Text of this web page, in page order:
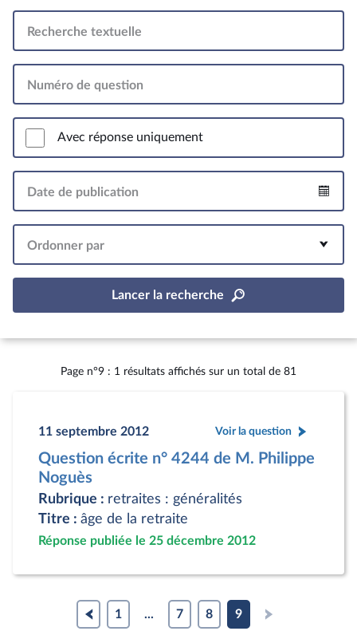
Recherche textuelle
Numéro de question
Avec réponse uniquement
Date de publication
Ordonner par
Lancer la recherche
Page n°9 : 1 résultats affichés sur un total de 81
11 septembre 2012 Voir la question
Question écrite n° 4244 de M. Philippe
Noguès
Rubrique : retraites : généralités
Titre : âge de la retraite
Réponse publiée le 25 décembre 2012
1 ... 7 8 9